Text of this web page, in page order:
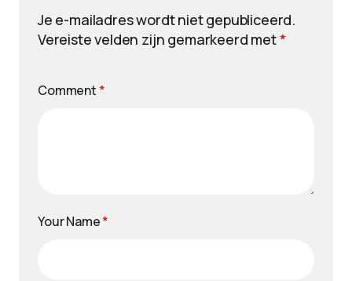
Je e-mailadres wordt niet gepubliceerd.
Vereiste velden zijn gemarkeerd met*
Comment *
Your Name*